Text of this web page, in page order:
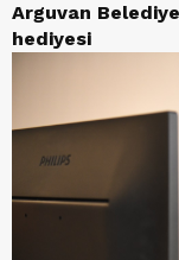
Arguvan
hediyesi